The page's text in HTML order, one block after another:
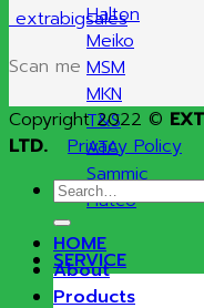
Halton
Meiko
MSM
MKN
T&S
ATA
Sammic
Hatco
SERVICE
extrabigsales
Scan me
Copyright 2022 ©
LTD.
Privacy Policy
Search
for:
HOME
About
Products